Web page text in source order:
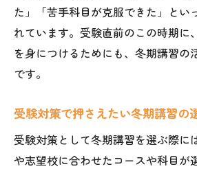
た」「苦手科目が克服できた」とい
れています。受験直前のこの時期に
を身につけるためにも、冬期講習の
です。
受験対策で押さえたい冬期講習の
受験対策として冬期講習を選ぶ際に
や志望校に合わせたコースや科目が